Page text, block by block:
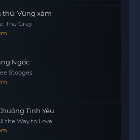
quái. Những mối quan hệ
là một điểm nhấn đáng
mặt với những thử thách
mà còn từ chính bản thân
thú: Vùng xám
The Grey
Ngốc
Stooges
Tình Yêu
the Way to Love